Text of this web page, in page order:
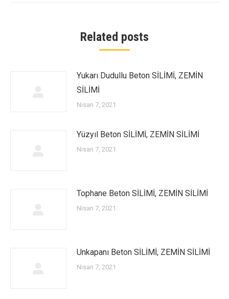
Related posts
Yukarı Dudullu Beton SİLİMİ, ZEMİN
SİLİMİ
Nisan 7, 2021
Yüzyıl Beton SİLİMİ, ZEMİN SİLİMİ
Nisan 7, 2021
Tophane Beton SİLİMİ, ZEMİN SİLİMİ
Nisan 7, 2021
Unkapanı Beton SİLİMİ, ZEMİN SİLİMİ
Nisan 7, 2021